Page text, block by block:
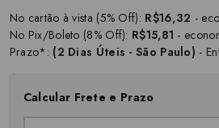
No cartão à vista (5% Off): R$16,32 -
No Pix/Boleto (8% Off): R$15,81 -
Prazo*: (2 Dias Úteis - São Paulo) -
Calcular Frete e Prazo